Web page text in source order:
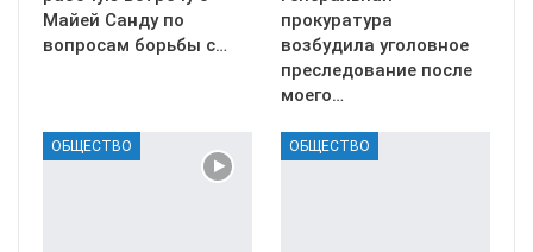
Майей Санду по
вопросам борьбы с…
прокуратура
возбудила уголовное
преследование после
моего…
ОБЩЕСТВО ОБЩЕСТВО